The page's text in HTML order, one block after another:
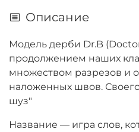
Описание
Модель дерби Dr.B
продолжением наших
множеством разрезов и
наложенных швов.
шуз"
Название — игра слов,